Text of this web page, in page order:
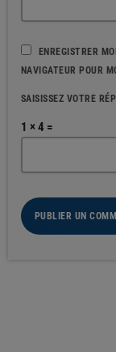
ENREGISTRER
NAVIGATEUR POUR
SAISISSEZ VOTRE
1 × 4 =